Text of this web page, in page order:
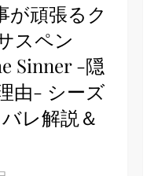
が頑張るク
スペン
Sinner -隠
由- シーズ
レ解説＆